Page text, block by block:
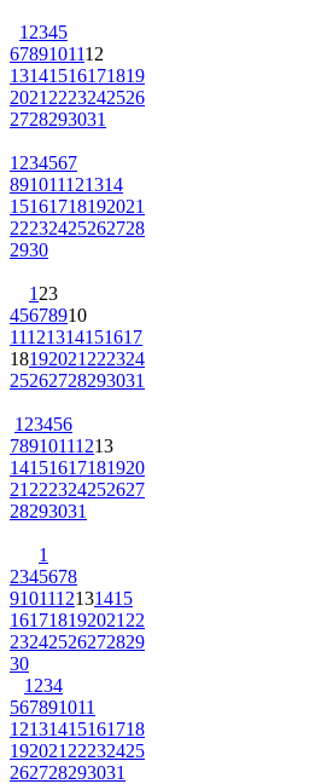
1 2345
6789101112
13141516171819
2021 2223242526
2728293031
1 234567
891011121314
15161718192021
22232425262728
2930
1 23
45678910
11121314151617
18192021 222324
25262728293031
1 23456
78910111213
14151617181920
21 222324252627
28293031
1
2345678
9101112131415
161718192021 22
23242526272829
30
1 234
567891011
12131415161718
192021 22232425
262728293031